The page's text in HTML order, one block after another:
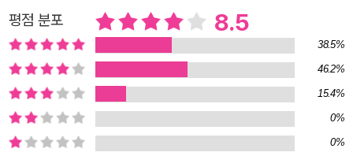
夏)」 부분 두 남녀가 손가락을 걸고 걷는다 당신이 없으면 나는
사랑에 대해 아무 말 못해요 당신이 없었으면 나는 사랑을 이야기
할 수조차 없어요 그런데 당신을 말하려고 하면 손끝만 닿아도 스
륵 풀려버릴 것 같은 매듭들 _「투명」 부분 비문(非文)에서 비문
(碑文)으로 비문(悲文)에서 비문(秘文)까지 몇 번을 고쳐 써서
겨우 나의 마음을 표현한 문장이 문법에 어긋나는 비문의 형태로
만 적힐 때, 그리하여 사랑하는 상대뿐만 아니라 누구에게도 그
평점 분포 8.5
38.5%
46.2%
15.4%
0%
0%